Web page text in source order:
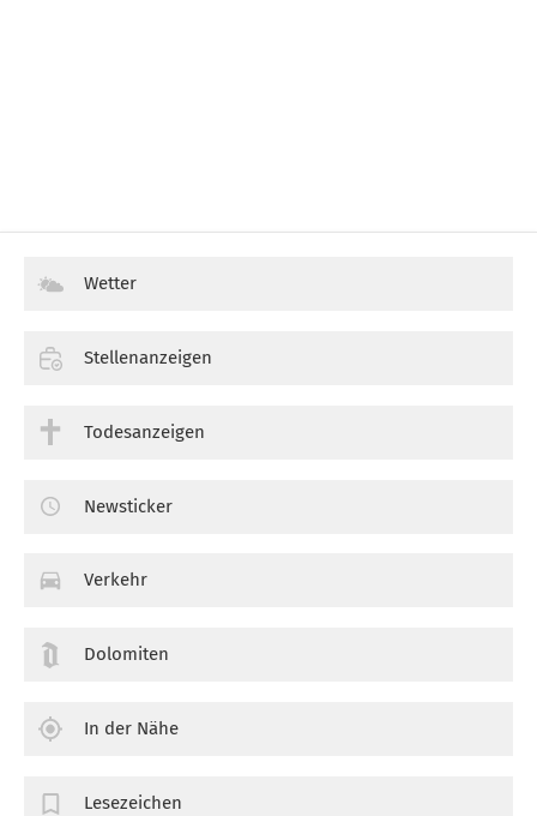
Wetter
Stellenanzeigen
Todesanzeigen
Newsticker
Verkehr
Dolomiten
In der Nähe
Lesezeichen